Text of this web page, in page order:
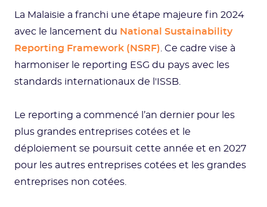
La Malaisie a franchi une étape majeure fin 2024
avec le lancement du National Sustainability
Reporting Framework (NSRF) . Ce cadre vise à
harmoniser le reporting ESG du pays avec les
standards internationaux de l'ISSB.
Le reporting a commencé l’an dernier pour les
plus grandes entreprises cotées et le
déploiement se poursuit cette année et en 2027
pour les autres entreprises cotées et les grandes
entreprises non cotées.